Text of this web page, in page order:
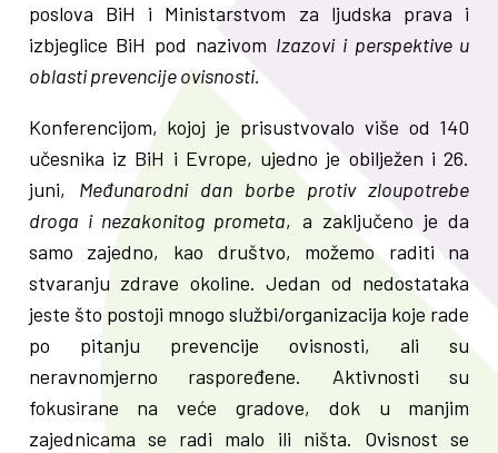
poslova BiH i Ministarstvom za ljudska prava i
izbjeglice BiH pod nazivom Izazovi i perspektive u
oblasti prevencije ovisnosti.
Konferencijom, kojoj je prisustvovalo više od 140
učesnika iz BiH i Evrope, ujedno je obilježen i 26.
juni, Međunarodni dan borbe protiv zloupotrebe
droga i nezakonitog prometa, a zaključeno je da
samo zajedno, kao društvo, možemo raditi na
stvaranju zdrave okoline. Jedan od nedostataka
jeste što postoji mnogo službi/organizacija koje rade
po pitanju prevencije ovisnosti, ali su
neravnomjerno raspoređene. Aktivnosti su
fokusirane na veće gradove, dok u manjim
zajednicama se radi malo ili ništa. Ovisnost se